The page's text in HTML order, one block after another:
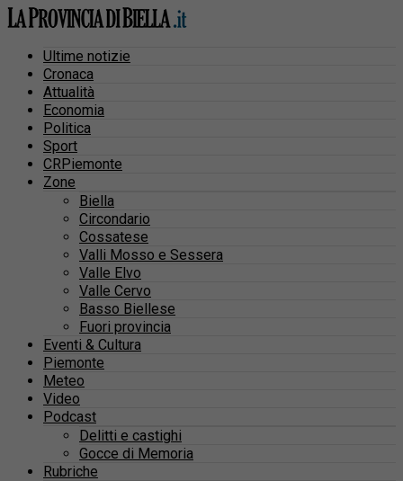
Ultime notizie
Cronaca
Attualità
Economia
Politica
Sport
CRPiemonte
Zone
Biella
Circondario
Cossatese
Valli Mosso e Sessera
Valle Elvo
Valle Cervo
Basso Biellese
Fuori provincia
Eventi & Cultura
Piemonte
Meteo
Video
Podcast
Delitti e castighi
Gocce di Memoria
Rubriche